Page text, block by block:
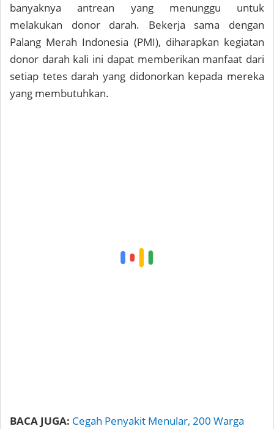
banyaknya antrean yang menunggu untuk
melakukan donor darah. Bekerja sama dengan
Palang Merah Indonesia (PMI), diharapkan kegiatan
donor darah kali ini dapat memberikan manfaat dari
setiap tetes darah yang didonorkan kepada mereka
yang membutuhkan.
BACA JUGA: Cegah Penyakit Menular, 200 Warga